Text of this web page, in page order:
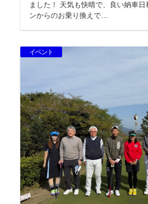
ました！ 天気も快晴で、良い納車日和でした！ ポルシェ マカ
ンからのお乗り換えで…
イベント